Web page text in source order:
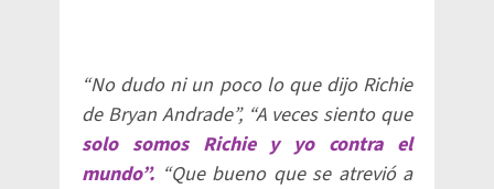
“No dudo ni un poco lo que dijo Richie
de Bryan Andrade”, “A veces siento que
solo somos Richie y yo contra el
mundo”. “Que bueno que se atrevió a